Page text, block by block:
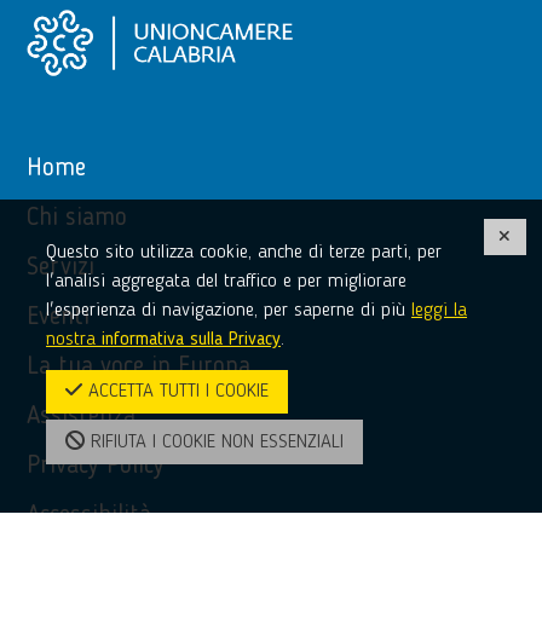
Home
Chi siamo
Servizi
Eventi
La tua voce in Europa
Assistenza
Privacy Policy
Accessibilità
Questo sito utilizza cookie, anche di terze parti, per
l'analisi aggregata del traffico e per migliorare
l'esperienza di navigazione, per saperne di più leggi la
nostra informativa sulla Privacy.
ACCETTA TUTTI I COOKIE
RIFIUTA I COOKIE NON ESSENZIALI